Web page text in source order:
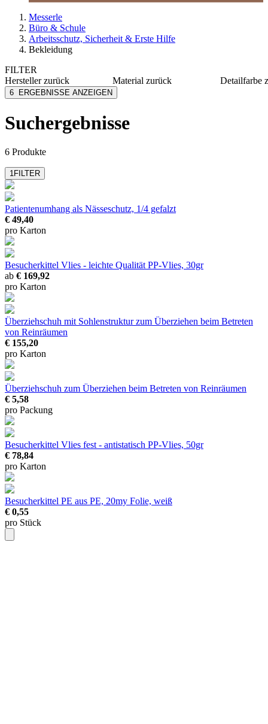
Messerle
Büro & Schule
Arbeitsschutz, Sicherheit & Erste Hilfe
Bekleidung
FILTER
Herstellerzurück
Mensch Franz
Material zurück
Detailfarbe
6 ERGEBNISSE ANZEIGEN
Suchergebnisse
6 Produkte
1FILTER
Patientenumhang als Nässeschutz, 1/4 gefalzt
€ 49,40
pro Karton
Besucherkittel Vlies - leichte Qualität PP-Vlies, 30gr
ab € 169,92
pro Karton
Überziehschuh mit Sohlenstrukturzum Überziehen beim Betreten
von Reinräumen
€ 155,20
pro Karton
Überziehschuh zum Überziehen beim Betreten von Reinräumen
€ 5,58
pro Packung
Besucherkittel Vlies fest - antistatisch PP-Vlies, 50gr
€ 78,84
pro Karton
Besucherkittel PE aus PE, 20my Folie, weiß
€ 0,55
pro Stück